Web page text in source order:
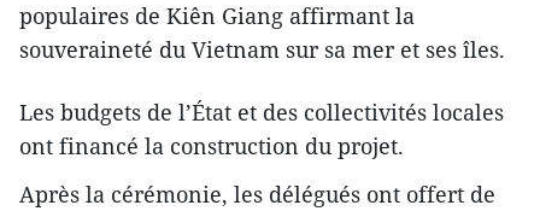
populaires de Kiên Giang affirmant la
souveraineté du Vietnam sur sa mer et ses îles.
Les budgets de l’État et des collectivités locales
ont financé la construction du projet.
Après la cérémonie, les délégués ont offert de